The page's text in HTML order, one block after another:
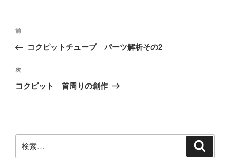
投
ナ
ビ
ゲ
ン
前
の
稿
前
コクピットチューブ パーツ解析その2
次
の
次
コクピット 首周りの創作
索: